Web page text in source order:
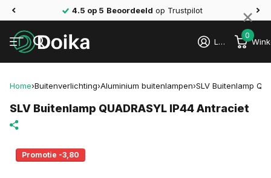
4.5 op 5 Beoordeeld op Trustpilot
Login
0
Home›Buitenverlichting›Aluminium buitenlampen›SLV Buitenlamp
SLV Buitenlamp QUADRASYL IP44 Antraciet
Promotie -3,80
×